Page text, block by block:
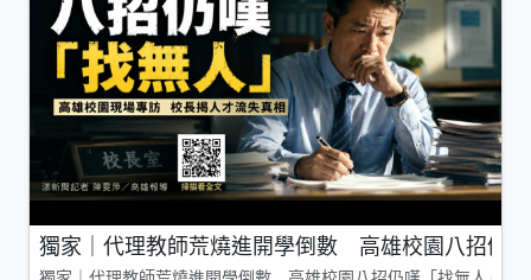
獨家｜代理教師荒燒進開學倒數 高雄校園八招仍